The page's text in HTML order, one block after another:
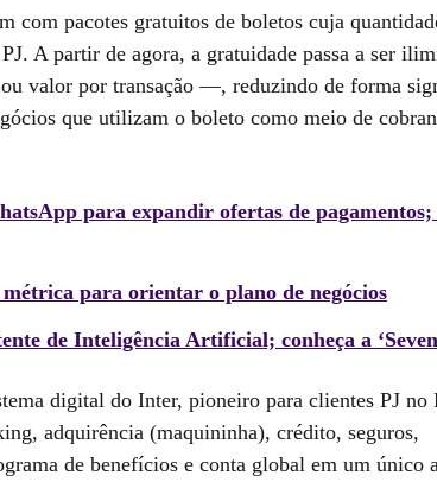
com pacotes gratuitos de boletos cuja
A partir de agora, a gratuidade passa a ser
ou valor por transação —, reduzindo de forma
que utilizam o boleto como meio de
para expandir ofertas de pagamentos;
para orientar o plano de negócios
de Inteligência Artificial; conheça a
digital do Inter, pioneiro para clientes PJ no
adquirência (maquininha), crédito, seguros,
de benefícios e conta global em um único